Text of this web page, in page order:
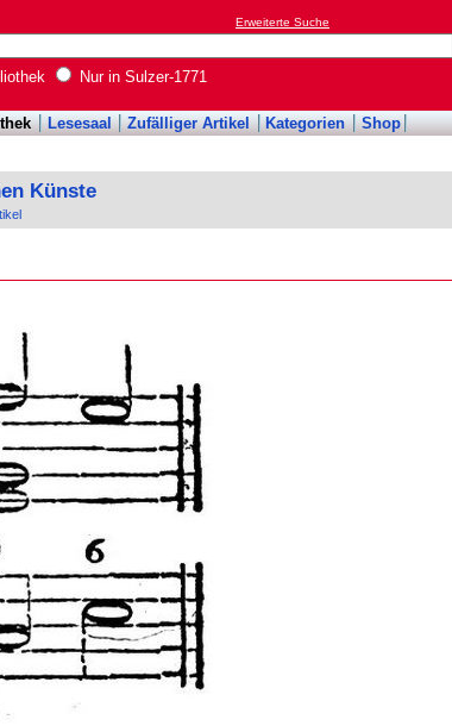
Erweiterte Suche
Nur in Sulzer-1771
Lesesaal Zufälliger Artikel Kategorien Shop
Künste